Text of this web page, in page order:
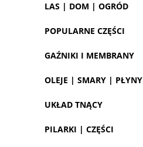
LAS | DOM | OGRÓD
POPULARNE CZĘŚCI
GAŹNIKI I MEMBRANY
OLEJE | SMARY | PŁYNY
UKŁAD TNĄCY
PILARKI | CZĘŚCI